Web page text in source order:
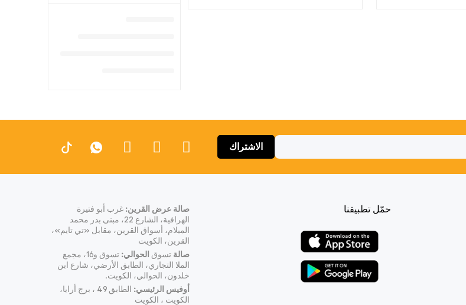
الاشتراك
حمّل تطبيقنا صالة عرض القرين: غرب أبو فتيرة
الهرافية، الشارع 22، مبنى بدر محمد
الميلام، أسواق القرين، مقابل «تي تايم»،
القرين، الكويت
صالة تسوق الحوالي:
تسوق و16، مجمع
الملا التجاري، الطابق الأرضي، شارع ابن
خلدون، الحوالي، الكويت.
أوفيس الرئيسي:
الطابق 49 ، برج أرايا،
الكويت ، الكويت